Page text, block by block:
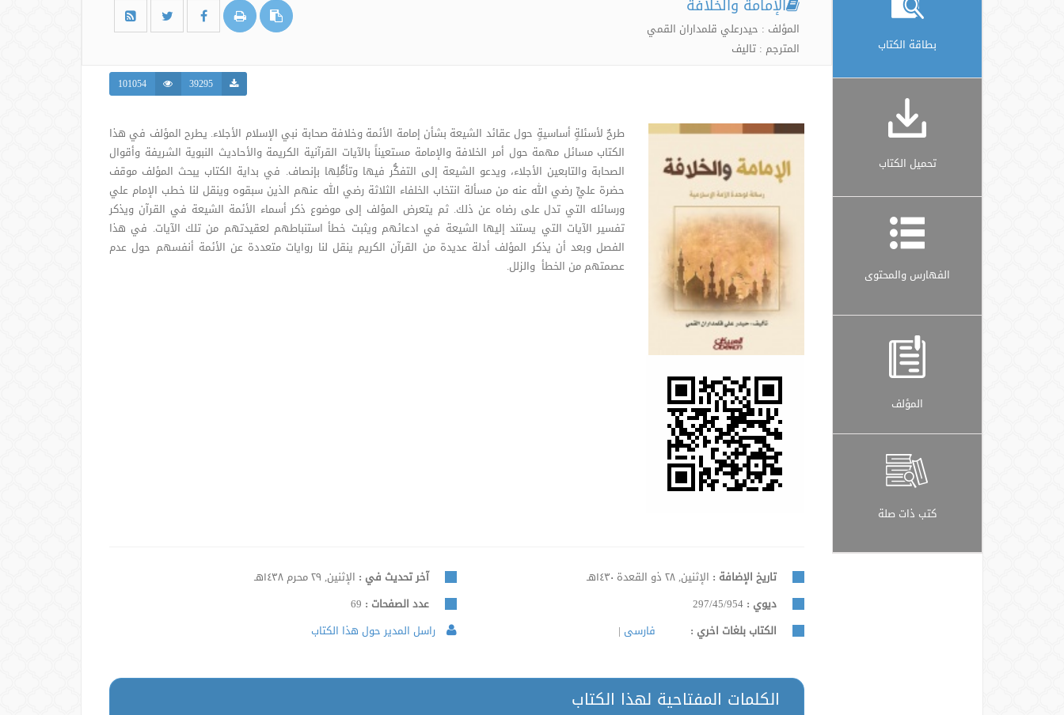
بطاقة الكتاب
تحميل الكتاب
الفهارس والمحتوى
المؤلف
كتب ذات صلة
المؤلف : حيدرعلي قلمداران القمي
المترجم : تالیف
39295
101054
طرحٌ لأسئلةٍ أساسيةٍ حول عقائد الشيعة بشأن إمامة الأئمة وخلافة صحابة نبي الإسلام الأجلاء. يطرح المؤلف في هذا
الكتاب مسائل مهمة حول أمر الخلافة والإمامة مستعيناً بالآيات القرآنية الكريمة والأحاديث النبوية الشريفة وأقوال
الصحابة والتابعين الأجلاء، ويدعو الشيعة إلى التفكُّر فيها وتأمُّلِها بإنصاف. في بداية الكتاب يبحث المؤلف موقف
حضرة عليٍّ رضي الله عنه من مسألة انتخاب الخلفاء الثلاثة رضي الله عنهم الذين سبقوه وينقل لنا خطب الإمام علي
ورسائله التي تدل على رضاه عن ذلك. ثم يتعرض المؤلف إلى موضوع ذكر أسماء الأئمة الشيعة في القرآن ويذكر
تفسير الآيات التي يستند إليها الشيعة في ادعائهم ويثبت خطأ استنباطهم لعقيدتهم من تلك الآيات. في هذا
الفصل وبعد أن يذكر المؤلف أدلة عديدة من القرآن الكريم ينقل لنا روايات متعددة عن الأئمة أنفسهم حول عدم
عصمتهم من الخطأ والزلل.
تاريخ الإضافة : الإثنين, ٢٨ ذو القعدة ١٤٣٠هـ آخر تحديث في : الإثنين, ٢٩ محرم ١٤٣٨هـ
ديوي : 297/45/954 عدد الصفحات :
الكتاب بلغات اخري :
فارسی راسل المدير حول هذا الكتاب
الكلمات المفتاحية لهذا الكتاب